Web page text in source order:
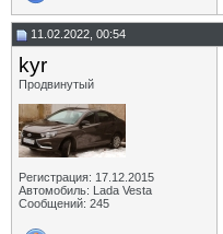
11.02.2022, 00:54
kyr
Продвинутый
Регистрация: 17.12.2015
Автомобиль: Lada Vesta
Сообщений: 245